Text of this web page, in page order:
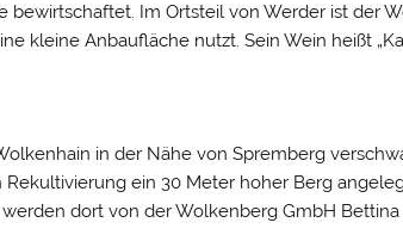
bewirtschaftet. Im Ortsteil von Werder ist der
kleine Anbaufläche nutzt. Sein Wein heißt
in der Nähe von Spremberg
Rekultivierung ein 30 Meter hoher Berg
dort von der Wolkenberg GmbH